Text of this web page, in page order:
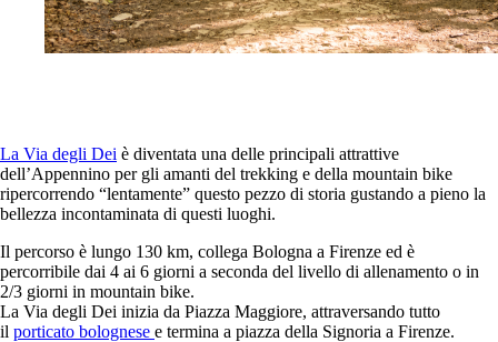
La Via degli Dei è diventata una delle principali attrattive
dell’Appennino per gli amanti del trekking e della mountain bike
ripercorrendo “lentamente” questo pezzo di storia gustando a pieno la
bellezza incontaminata di questi luoghi.
Il percorso è lungo 130 km, collega Bologna a Firenze ed è
percorribile dai 4 ai 6 giorni a seconda del livello di allenamento o in
2/3 giorni in mountain bike.
La Via degli Dei inizia da Piazza Maggiore, attraversando tutto
il porticato bolognese e termina a piazza della Signoria a Firenze.